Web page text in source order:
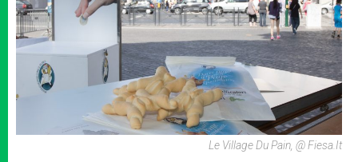
Le Village Du Pain, @ Fiesa.it